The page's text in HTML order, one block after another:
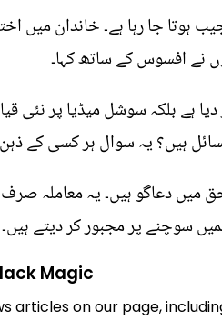
ہوتا جا رہا ہے۔ خاندان
نے افسوس کے ساتھ کہا۔
ہے بلکہ سوشل میڈیا پر نئی
ہیں؟ یہ سوال ہر کسی کے
میں دعاگو ہیں۔ یہ
سوچنے پر مجبور کر دیتے ہیں۔
Magic
articles on our page,